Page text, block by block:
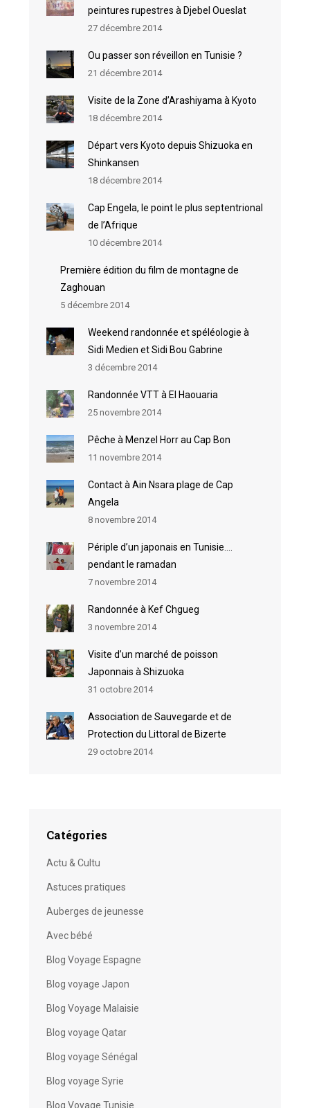
peintures rupestres à Djebel Oueslat
27 décembre 2014
Ou passer son réveillon en Tunisie ?
21 décembre 2014
Visite de la Zone d’Arashiyama à Kyoto
18 décembre 2014
Départ vers Kyoto depuis Shizuoka en
Shinkansen
18 décembre 2014
Cap Engela, le point le plus septentrional
de l’Afrique
10 décembre 2014
Première édition du film de montagne de
Zaghouan
5 décembre 2014
Weekend randonnée et spéléologie à
Sidi Medien et Sidi Bou Gabrine
3 décembre 2014
Randonnée VTT à El Haouaria
25 novembre 2014
Pêche à Menzel Horr au Cap Bon
11 novembre 2014
Contact à Ain Nsara plage de Cap
Angela
8 novembre 2014
Périple d’un japonais en Tunisie….
pendant le ramadan
7 novembre 2014
Randonnée à Kef Chgueg
3 novembre 2014
Visite d’un marché de poisson
Japonnais à Shizuoka
31 octobre 2014
Association de Sauvegarde et de
Protection du Littoral de Bizerte
29 octobre 2014
Catégories
Actu & Cultu
Astuces pratiques
Auberges de jeunesse
Avec bébé
Blog Voyage Espagne
Blog voyage Japon
Blog Voyage Malaisie
Blog voyage Qatar
Blog voyage Sénégal
Blog voyage Syrie
Blog Voyage Tunisie